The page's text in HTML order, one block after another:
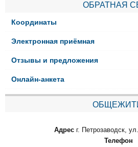
ОБРАТНАЯ
Координаты
Электронная приёмная
Отзывы и предложения
Онлайн-анкета
Адрес г. Петрозаводск,
Телефон